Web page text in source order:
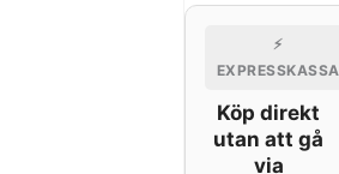
Brun
⚡
EXPRESSKASSA
Köp direkt
utan att gå
via